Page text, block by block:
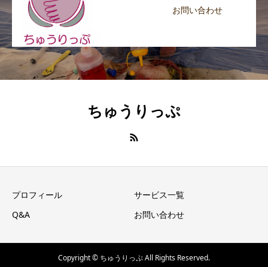
お問い合わせ
ちゅうりっぷ
プロフィール
サービス一覧
Q&A
お問い合わせ
Copyright © ちゅうりっぷ All Rights Reserved.